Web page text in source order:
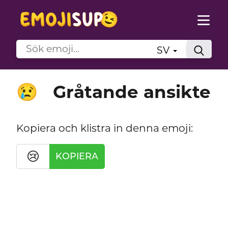
SV
😢 Gråtande ansikte
Kopiera och klistra in denna emoji:
😢 KOPIERA